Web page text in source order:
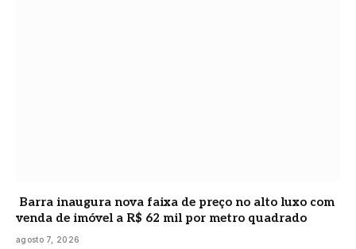
Barra inaugura nova faixa de preço no alto luxo com
venda de imóvel a R$ 62 mil por metro quadrado
agosto 7, 2026